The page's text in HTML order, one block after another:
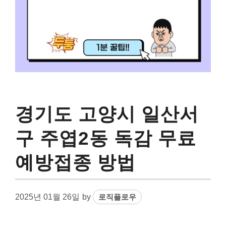
경기도 고양시 일산서
구 주엽2동 독감 무료
예방접종 방법
2025년 01월 26일 by 로직플로우